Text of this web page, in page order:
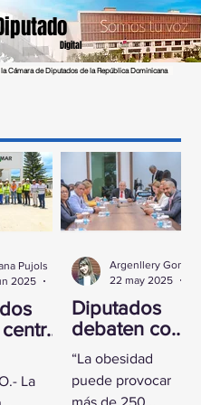
Digital
Cámara de Diputados de la República Dominicana
para
La
Pujols
2025
Diputados
debaten con
experta
sobre la
obesidad
“La obesidad
puede provocar
más de 250
22 may 2025